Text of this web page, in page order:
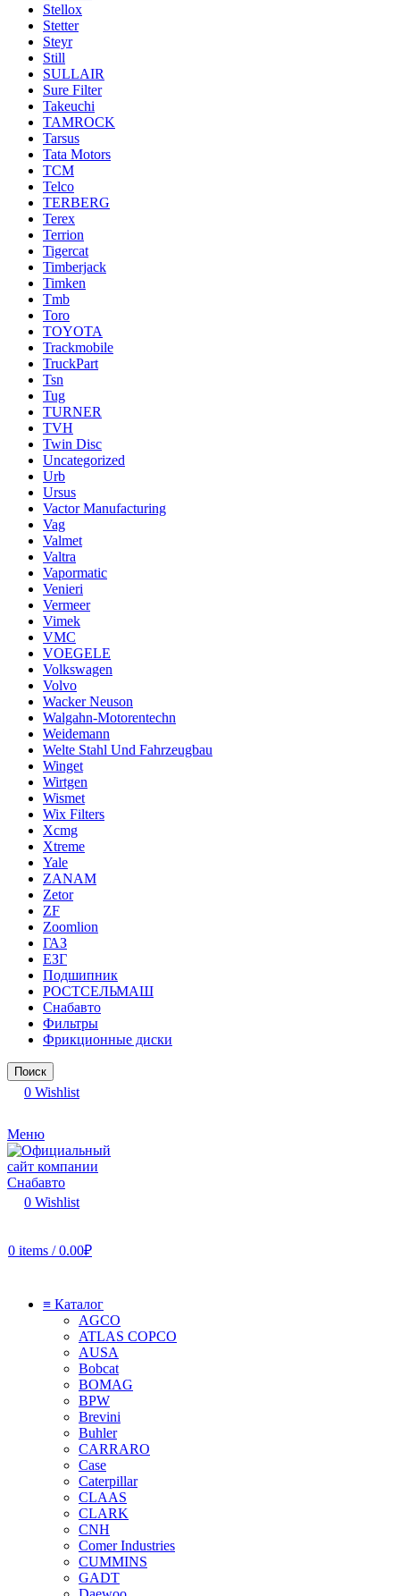
Stellox
Stetter
Steyr
Still
SULLAIR
Sure Filter
Takeuchi
TAMROCK
Tarsus
Tata Motors
TCM
Telco
TERBERG
Terex
Terrion
Tigercat
Timberjack
Timken
Tmb
Toro
TOYOTA
Trackmobile
TruckPart
Tsn
Tug
TURNER
TVH
Twin Disc
Uncategorized
Urb
Ursus
Vactor Manufacturing
Vag
Valmet
Valtra
Vapormatic
Venieri
Vermeer
Vimek
VMC
VOEGELE
Volkswagen
Volvo
Wacker Neuson
Walgahn-Motorentechn
Weidemann
Welte Stahl Und Fahrzeugbau
Winget
Wirtgen
Wismet
Wix Filters
Xcmg
Xtreme
Yale
ZANAM
Zetor
ZF
Zoomlion
ГАЗ
ЕЗГ
Подшипник
РОСТСЕЛЬМАШ
Снабавто
Фильтры
Фрикционные диски
Поиск
0 Wishlist
Меню
0 Wishlist
0 items / 0.00₽
≡ Каталог
AGCO
ATLAS COPCO
AUSA
Bobcat
BOMAG
BPW
Brevini
Buhler
CARRARO
Case
Caterpillar
CLAAS
CLARK
CNH
Comer Industries
CUMMINS
GADT